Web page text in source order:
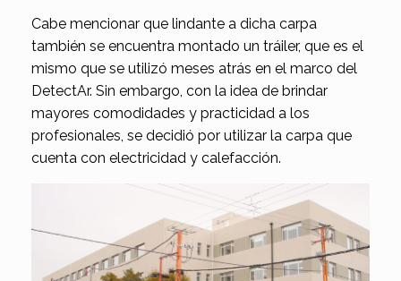
Cabe mencionar que lindante a dicha carpa
también se encuentra montado un tráiler, que es el
mismo que se utilizó meses atrás en el marco del
DetectAr. Sin embargo, con la idea de brindar
mayores comodidades y practicidad a los
profesionales, se decidió por utilizar la carpa que
cuenta con electricidad y calefacción.